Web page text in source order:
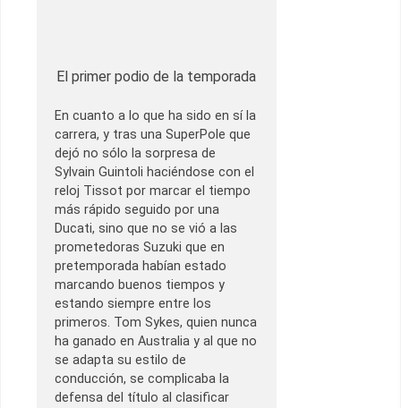
El primer podio de la temporada
En cuanto a lo que ha sido en sí la
carrera, y tras una SuperPole que
dejó no sólo la sorpresa de
Sylvain Guintoli haciéndose con el
reloj Tissot por marcar el tiempo
más rápido seguido por una
Ducati, sino que no se vió a las
prometedoras Suzuki que en
pretemporada habían estado
marcando buenos tiempos y
estando siempre entre los
primeros. Tom Sykes, quien nunca
ha ganado en Australia y al que no
se adapta su estilo de
conducción, se complicaba la
defensa del título al clasificar